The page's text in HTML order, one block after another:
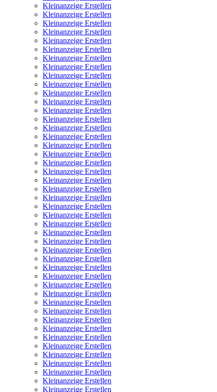
Kleinanzeige Erstellen
Kleinanzeige Erstellen
Kleinanzeige Erstellen
Kleinanzeige Erstellen
Kleinanzeige Erstellen
Kleinanzeige Erstellen
Kleinanzeige Erstellen
Kleinanzeige Erstellen
Kleinanzeige Erstellen
Kleinanzeige Erstellen
Kleinanzeige Erstellen
Kleinanzeige Erstellen
Kleinanzeige Erstellen
Kleinanzeige Erstellen
Kleinanzeige Erstellen
Kleinanzeige Erstellen
Kleinanzeige Erstellen
Kleinanzeige Erstellen
Kleinanzeige Erstellen
Kleinanzeige Erstellen
Kleinanzeige Erstellen
Kleinanzeige Erstellen
Kleinanzeige Erstellen
Kleinanzeige Erstellen
Kleinanzeige Erstellen
Kleinanzeige Erstellen
Kleinanzeige Erstellen
Kleinanzeige Erstellen
Kleinanzeige Erstellen
Kleinanzeige Erstellen
Kleinanzeige Erstellen
Kleinanzeige Erstellen
Kleinanzeige Erstellen
Kleinanzeige Erstellen
Kleinanzeige Erstellen
Kleinanzeige Erstellen
Kleinanzeige Erstellen
Kleinanzeige Erstellen
Kleinanzeige Erstellen
Kleinanzeige Erstellen
Kleinanzeige Erstellen
Kleinanzeige Erstellen
Kleinanzeige Erstellen
Kleinanzeige Erstellen
Kleinanzeige Erstellen